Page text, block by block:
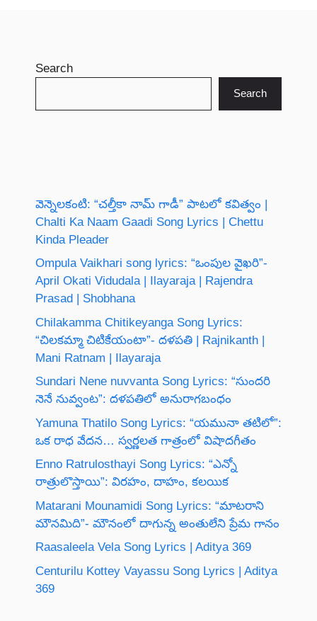
Search
Search
వెన్నెలకంటి: “చల్తీకా నామ్ గాడీ” పాటలో కవిత్వం |
Chalti Ka Naam Gaadi Song Lyrics | Chettu
Kinda Pleader
Ompula Vaikhari song lyrics: “ఒంపుల వైఖరి”-
April Okati Vidudala | Ilayaraja | Rajendra
Prasad | Shobhana
Chilakamma Chitikeyanga Song Lyrics:
“చిలకమ్మా చిటికేయంటా”- దళపతి | Rajnikanth |
Mani Ratnam | Ilayaraja
Sundari Nene nuvvanta Song Lyrics: “సుందరి
నెనే నువ్వంట”: దళపతిలో అనురాగబంధం
Yamuna Thatilo Song Lyrics: “యమునా తటిలో”:
ఒక రాధ వేదన… స్వర్ణలత గాత్రంలో విషాదగీతం
Enno Ratrulosthayi Song Lyrics: “ఎన్నో
రాత్రులొస్తాయి”: విరహం, దాహం, కలయిక
Matarani Mounamidi Song Lyrics: “మాటరాని
మౌనమిది”- మౌనంలో దాగున్న అంతులేని ప్రేమ గానం
Raasaleela Vela Song Lyrics | Aditya 369
Centurilu Kottey Vayassu Song Lyrics | Aditya
369